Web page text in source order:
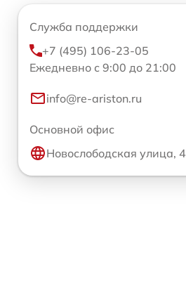
Служба поддержки
+7 (495) 106-23-05
Ежедневно с 9:00 до 21:00
info@re-ariston.ru
Основной офис
Новослободская улица, 4